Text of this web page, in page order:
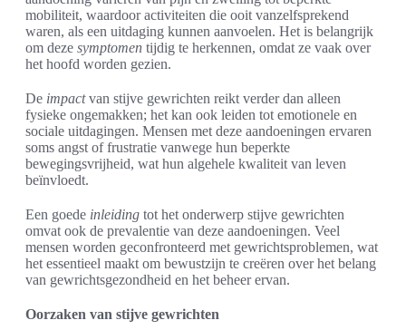
mobiliteit, waardoor activiteiten die ooit vanzelfsprekend
waren, als een uitdaging kunnen aanvoelen. Het is belangrijk
om deze symptomen tijdig te herkennen, omdat ze vaak over
het hoofd worden gezien.
De impactvan stijve gewrichten reikt verder dan alleen
fysieke ongemakken; het kan ook leiden tot emotionele en
sociale uitdagingen. Mensen met deze aandoeningen ervaren
soms angst of frustratie vanwege hun beperkte
bewegingsvrijheid, wat hun algehele kwaliteit van leven
beïnvloedt.
Een goede inleiding tot het onderwerp stijve gewrichten
omvat ook de prevalentie van deze aandoeningen. Veel
mensen worden geconfronteerd met gewrichtsproblemen, wat
het essentieel maakt om bewustzijn te creëren over het belang
van gewrichtsgezondheid en het beheer ervan.
Oorzaken van stijve gewrichten